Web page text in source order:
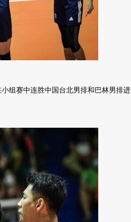
组赛中连胜中国台北男排和巴林男排进